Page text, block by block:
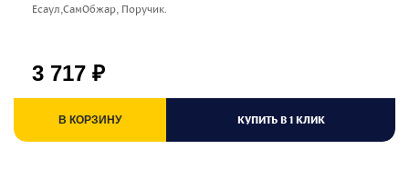
Есаул,СамОбжар, Поручик.
3 717 ₽
В КОРЗИНУ КУПИТЬ В 1 КЛИК